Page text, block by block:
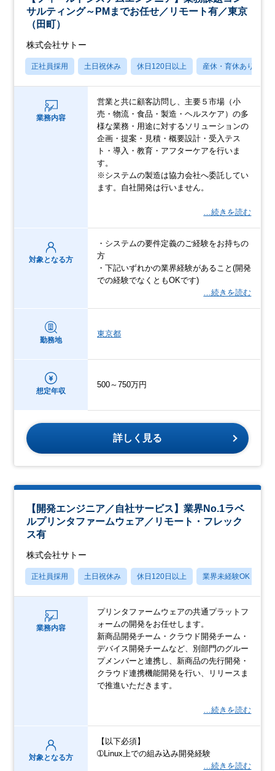
サルティング～PMまでお任せ／リモート有／東京
（田町）
株式会社サトー
正社員採用 土日祝休み 休日120日以上 産休・育休あり
業務内容
営業と共に顧客訪問し、主要５市場（小
売・物流・食品・製造・ヘルスケア）の多
様な業務・用途に対するソリューションの
企画・提案・見積・概要設計・受入テス
ト・導入・教育・アフターケアを行いま
す。
※システムの製造は協力会社へ委託してい
ます。自社開発は行いません。
…続きを読む
対象となる方
・システムの要件定義のご経験をお持ちの
方
・下記いずれかの業界経験があること(開発
での経験でなくともOKです)
…続きを読む
勤務地
東京都
想定年収
500～750万円
詳しく見る
【開発エンジニア／自社サービス】業界No.1ラベ
ルプリンタファームウェア／リモート・フレック
ス有
株式会社サトー
正社員採用 土日祝休み 休日120日以上 業界未経験OK
業務内容
プリンタファームウェアの共通プラットフ
ォームの開発をお任せします。
新商品開発チーム・クラウド開発チーム・
デバイス開発チームなど、別部門のグルー
プメンバーと連携し、新商品の先行開発・
クラウド連携機能開発を行い、リリースま
で推進いただきます。
…続きを読む
対象となる方
【以下必須】
➀Linux上での組み込み開発経験
…続きを読む